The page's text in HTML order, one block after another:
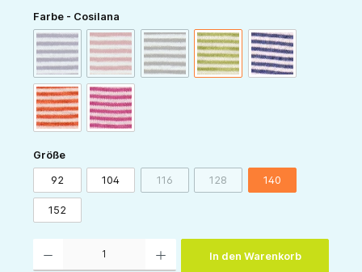
Farbe - Cosilana
pflaume-natur
(Diese Option ist zurzeit nicht verfügbar.)
rot-natur
(Diese Option ist zurzeit nicht verfügbar.)
schoko-natur
(Diese Option ist zurzeit nicht verfügbar.)
grün-naturmarine-natur
orange-naturpink-natur
Größeauswählen
92 104 116(Diese Option ist zurzeit nicht verfügbar.)
128(Diese Option ist zurzeit nicht
140
152
In den Warenkorb